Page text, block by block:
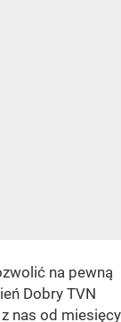
na pewną
Dobry TVN
nas od miesięcy